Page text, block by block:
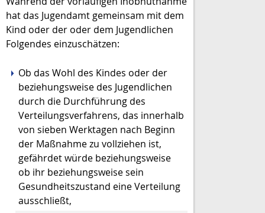
hat das Jugendamt gemeinsam mit dem
Kind oder der oder dem Jugendlichen
Folgendes einzuschätzen:
Ob das Wohl des Kindes oder der
beziehungsweise des Jugendlichen
durch die Durchführung des
Verteilungsverfahrens, das innerhalb
von sieben Werktagen nach Beginn
der Maßnahme zu vollziehen ist,
gefährdet würde beziehungsweise
ob ihr beziehungsweise sein
Gesundheitszustand eine Verteilung
ausschließt,